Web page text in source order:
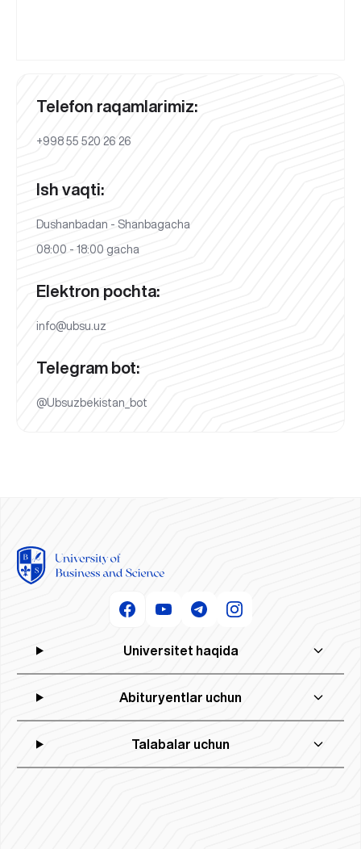
Telefon raqamlarimiz:
+998 55 520 26 26
Ish vaqti:
Dushanbadan - Shanbagacha
08:00 - 18:00 gacha
Elektron pochta:
info@ubsu.uz
Telegram bot:
@Ubsuzbekistan_bot
Universitet haqida
Abituryentlar uchun
Talabalar uchun